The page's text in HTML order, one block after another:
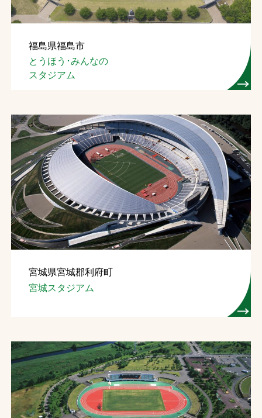
福島県福島市
とうほう･みんなの
スタジアム
宮城県宮城郡利府町
宮城スタジアム